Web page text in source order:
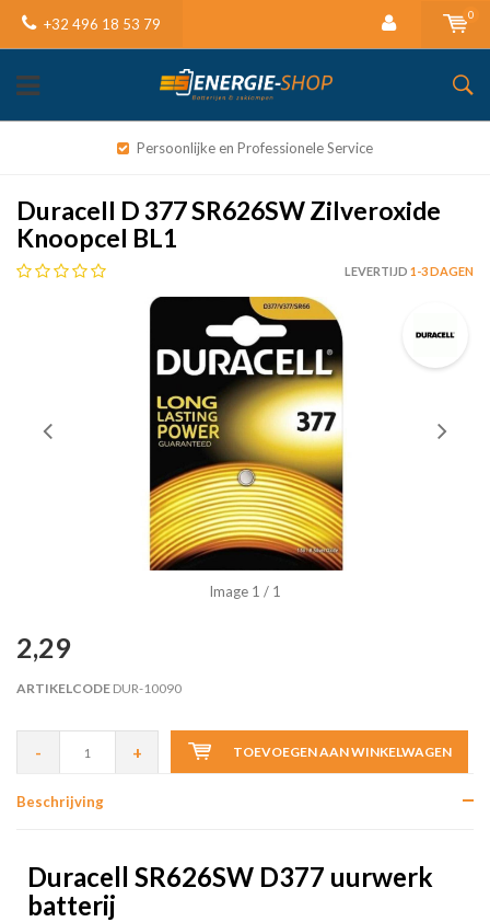
+32 496 18 53 79
0
Persoonlijke en Professionele Service
Duracell D 377 SR626SW Zilveroxide
Knoopcel BL1
LEVERTIJD 1-3 DAGEN
Image 1 / 1
2,29
ARTIKELCODE DUR-10090
- + TOEVOEGEN AAN WINKELWAGEN
Beschrijving
Duracell SR626SW D377 uurwerk
batterij